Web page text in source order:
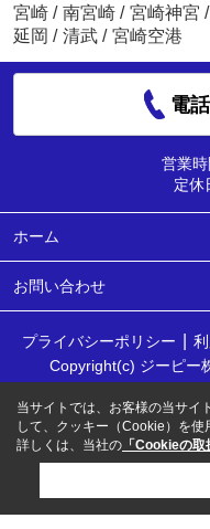
宮崎 / 南宮崎 / 宮崎神宮 /
延岡 / 清武 / 宮崎空港
電
営業時
定休
ホーム
お問い合わせ
プライバシーポリシー
Copyright(c) ジーピー
当サイトでは、お客様の当サイ
して、クッキー（Cookie）を使
詳しくは、当社の 「Cookieの取